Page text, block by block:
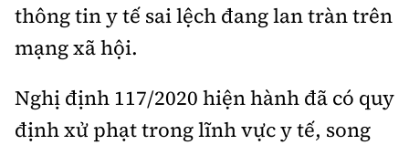
thông tin y tế sai lệch đang lan tràn trên
mạng xã hội.
Nghị định 117/2020 hiện hành đã có quy
định xử phạt trong lĩnh vực y tế, song